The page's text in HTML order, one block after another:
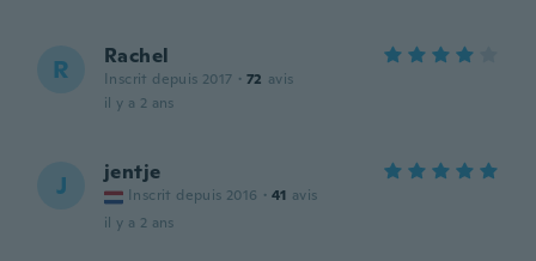
R Rachel
Inscrit depuis 2017 · 72 avis
il y a 2 ans
J jentje
Inscrit depuis 2016 · 41 avis
il y a 2 ans